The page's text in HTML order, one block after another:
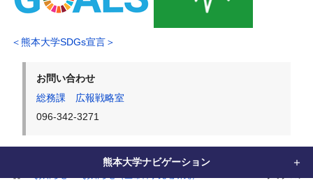
home
＜熊本大学SDGs宣言＞
お問い合わせ
総務課 広報戦略室
096-342-3271
熊本大学ナビゲーション